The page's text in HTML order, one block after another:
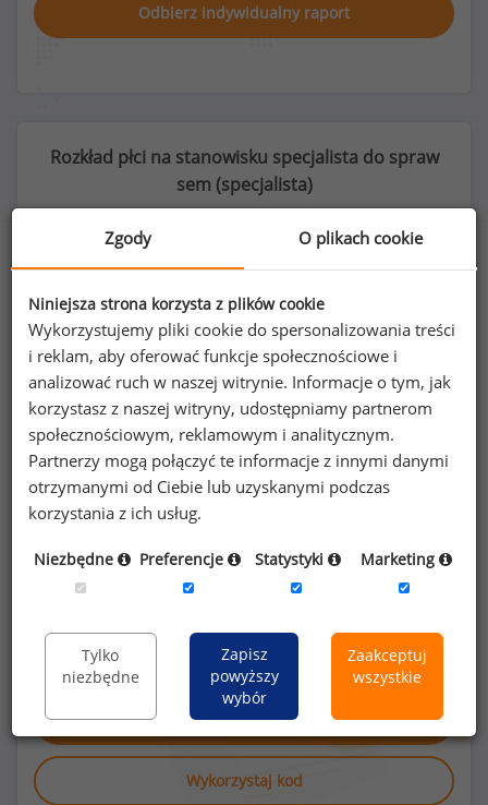
Odbierz indywidualny raport
Rozkład płci na stanowisku specjalista do spraw
sem (specjalista)
50%
Kobiety
99
50
Mężczyźni
98
Poszukujesz szczegółowych danych o
wynagrodzeniachspecjalistów do spraw sem
lub na innych stanowiskach?
Dowiedz się więcej
Wykorzystaj kod
Zgody O plikach cookie
Niniejsza strona korzysta z plików cookie
Wykorzystujemy pliki cookie do spersonalizowania treści
i reklam, aby oferować funkcje społecznościowe i
analizować ruch w naszej witrynie. Informacje o tym, jak
korzystasz z naszej witryny, udostępniamy partnerom
społecznościowym, reklamowym i analitycznym.
Partnerzy mogą połączyć te informacje z innymi danymi
otrzymanymi od Ciebie lub uzyskanymi podczas
korzystania z ich usług.
Niezbędne Preferencje Statystyki Marketing
Tylko
niezbędne
Zapisz
powyższy
wybór
Zaakceptuj
wszystkie